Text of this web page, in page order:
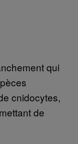
qui
cnidocytes,
de